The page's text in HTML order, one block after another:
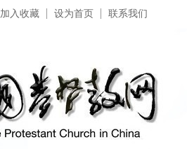
加入收藏 设为首页 联系我们